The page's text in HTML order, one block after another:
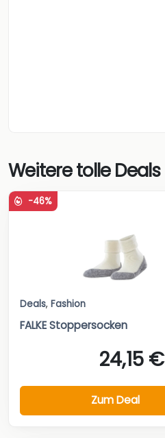
Weitere tolle Deals
-46%
Deals, Fashion
FALKE Stoppersocken
24,15 €
Zum Deal